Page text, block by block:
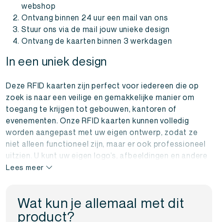
webshop
Ontvang binnen 24 uur een mail van ons
Stuur ons via de mail jouw unieke design
Ontvang de kaarten binnen 3 werkdagen
In een uniek design
Deze RFID kaarten zijn perfect voor iedereen die op
zoek is naar een veilige en gemakkelijke manier om
toegang te krijgen tot gebouwen, kantoren of
evenementen. Onze RFID kaarten kunnen volledig
worden aangepast met uw eigen ontwerp, zodat ze
niet alleen functioneel zijn, maar er ook professioneel
uitzien. U kunt uw eigen logo’s, afbeeldingen en andere
ontwerpen toevoegen om deze kaarten helemaal uniek
Het beste van alles is dat deze kaarten werken met de
nieuwste RFID-technologie, die het mogelijk maakt om
Lees meer
Wat kun je allemaal met dit
product?